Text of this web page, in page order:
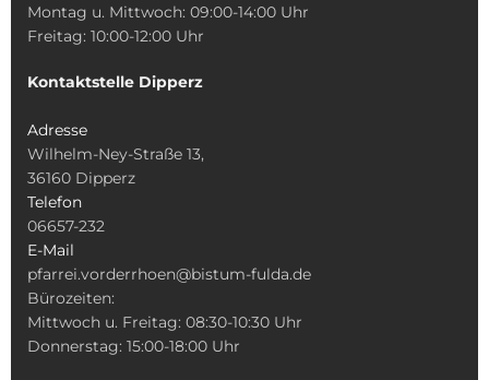
Montag u. Mittwoch: 09:00-14:00 Uhr
Freitag: 10:00-12:00 Uhr
Kontaktstelle Dipperz
Adresse
Wilhelm-Ney-Straße 13,
36160 Dipperz
Telefon
06657-232
E-Mail
pfarrei.vorderrhoen@bistum-fulda.de
Bürozeiten:
Mittwoch u. Freitag: 08:30-10:30 Uhr
Donnerstag: 15:00-18:00 Uhr